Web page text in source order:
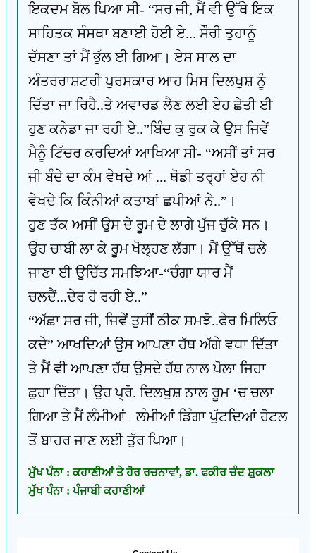
ਇਕਦਮ ਬੋਲ ਪਿਆ ਸੀ- “ਸਰ ਜੀ, ਮੈਂ ਵੀ ਉੱਥੇ ਇਕ
ਸਾਹਿਤਕ ਸੰਸਥਾ ਬਣਾਈ ਹੋਈ ਏ... ਸੌਰੀ ਤੁਹਾਨੂੰ
ਦੱਸਣਾ ਤਾਂ ਮੈਂ ਭੁੱਲ ਈ ਗਿਆ। ਏਸ ਸਾਲ ਦਾ
ਅੰਤਰਰਾਸ਼ਟਰੀ ਪੁਰਸਕਾਰ ਆਹ ਮਿਸ ਦਿਲਖੁਸ਼ ਨੂੰ
ਦਿੱਤਾ ਜਾ ਰਿਹੈ..ਤੇ ਅਵਾਰਡ ਲੈਣ ਲਈ ਏਹ ਛੇਤੀ ਈ
ਹੁਣ ਕਨੇਡਾ ਜਾ ਰਹੀ ਏ..”ਬਿੰਦ ਕੁ ਰੁਕ ਕੇ ਉਸ ਜਿਵੇਂ
ਮੈਨੂੰ ਟਿੱਚਰ ਕਰਦਿਆਂ ਆਖਿਆ ਸੀ- “ਅਸੀਂ ਤਾਂ ਸਰ
ਜੀ ਬੰਦੇ ਦਾ ਕੰਮ ਵੇਖਦੇ ਆਂ ... ਥੋਡੀ ਤਰ੍ਹਾਂ ਏਹ ਨੀ
ਵੇਖਦੇ ਕਿ ਕਿੰਨੀਆਂ ਕਤਾਬਾਂ ਛਪੀਆਂ ਨੇ..”।
ਹੁਣ ਤੱਕ ਅਸੀਂ ਉਸ ਦੇ ਰੂਮ ਦੇ ਲਾਗੇ ਪੁੱਜ ਚੁੱਕੇ ਸਨ।
ਉਹ ਚਾਬੀ ਲਾ ਕੇ ਰੂਮ ਖੋਲ੍ਹਣ ਲੱਗਾ। ਮੈਂ ਉੱਥੋਂ ਚਲੇ
ਜਾਣਾ ਈ ਉਚਿੱਤ ਸਮਝਿਆ-“ਚੰਗਾ ਯਾਰ ਮੈਂ
ਚਲਦੈਂ...ਦੇਰ ਹੋ ਰਹੀ ਏ..”
“ਅੱਛਾ ਸਰ ਜੀ, ਜਿਵੇਂ ਤੁਸੀਂ ਠੀਕ ਸਮਝੋ..ਫੇਰ ਮਿਲਿਓ
ਕਦੇ” ਆਖਦਿਆਂ ਉਸ ਆਪਣਾ ਹੱਥ ਅੱਗੇ ਵਧਾ ਦਿੱਤਾ
ਤੇ ਮੈਂ ਵੀ ਆਪਣਾ ਹੱਥ ਉਸਦੇ ਹੱਥ ਨਾਲ ਪੋਲਾ ਜਿਹਾ
ਛੁਹਾ ਦਿੱਤਾ। ਉਹ ਪ੍ਰੋ. ਦਿਲਖੁਸ਼ ਨਾਲ ਰੂਮ ‘ਚ ਚਲਾ
ਗਿਆ ਤੇ ਮੈਂ ਲੰਮੀਆਂ –ਲੰਮੀਆਂ ਡਿੰਗਾ ਪੁੱਟਦਿਆਂ ਹੋਟਲ
ਤੋਂ ਬਾਹਰ ਜਾਣ ਲਈ ਤੁੱਰ ਪਿਆ।
ਮੁੱਖ ਪੰਨਾ : ਕਹਾਣੀਆਂ ਤੇ ਹੋਰ ਰਚਨਾਵਾਂ, ਡਾ. ਫਕੀਰ ਚੰਦ ਸ਼਼ੁਕਲਾ
ਮੁੱਖ ਪੰਨਾ : ਪੰਜਾਬੀ ਕਹਾਣੀਆਂ